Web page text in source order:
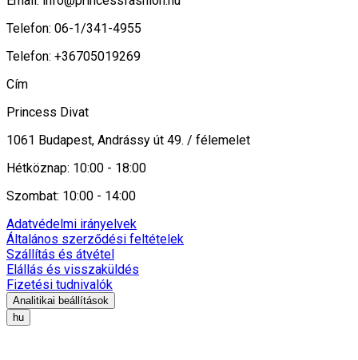
Telefon: 06-1/341-4955
Telefon: +36705019269
Cím
Princess Divat
1061 Budapest, Andrássy út 49. / félemelet
Hétköznap: 10:00 - 18:00
Szombat: 10:00 - 14:00
Adatvédelmi irányelvek
Általános szerződési feltételek
Szállítás és átvétel
Elállás és visszaküldés
Fizetési tudnivalók
Analitikai beállítások
hu